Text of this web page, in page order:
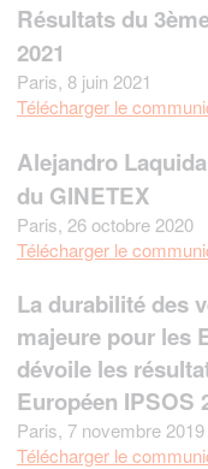
Résultats du
2021
Paris, 8 juin 2021
Télécharger le
Alejandro
du GINETEX
Paris, 26 octobre 2020
Télécharger le
La durabilité des
majeure pour les
dévoile les
Européen IPSOS
Paris, 7 novembre 2019
Télécharger le